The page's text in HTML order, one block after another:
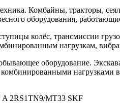
Комбайны, тракторы,
оборудования,
колёс, трансмиссии
нагрузкам,
оборудование.
нагрузками
2RS1TN9/MT33 SKF